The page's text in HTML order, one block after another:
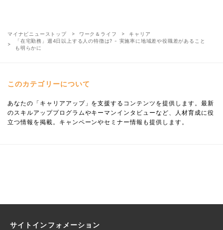
マイナビニューストップ ワーク＆ライフ
キャリア
「在宅勤務」週4日以上する人の特徴は? - 実施率に地域差や役職差があること
も明らかに
このカテゴリーについて
あなたの「キャリアアップ」を支援するコンテンツを提供します。最新
のスキルアッププログラムやキーマンインタビューなど、人材育成に役
立つ情報を掲載。キャンペーンやセミナー情報も提供します。
サイトインフォメーション